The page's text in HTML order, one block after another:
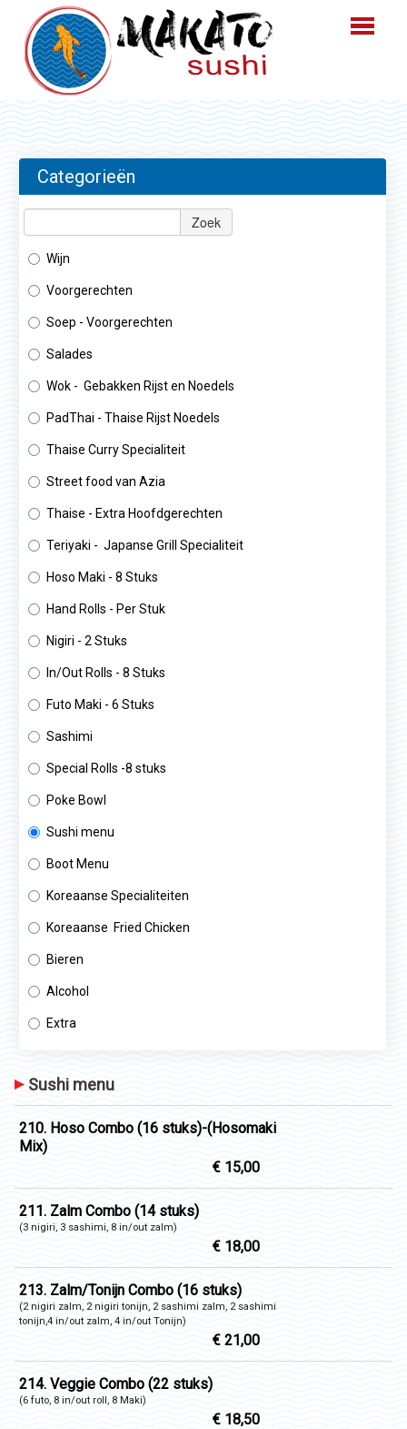
HOME
BESTELLEN
MENU
LOGIN
CONTACT
Categorieën
Zoek
Wijn
Voorgerechten
Soep - Voorgerechten
Salades
Wok - Gebakken Rijst en Noedels
PadThai - Thaise Rijst Noedels
Thaise Curry Specialiteit
Street food van Azia
Thaise - Extra Hoofdgerechten
Teriyaki - Japanse Grill Specialiteit
Hoso Maki - 8 Stuks
Hand Rolls - Per Stuk
Nigiri - 2 Stuks
In/Out Rolls - 8 Stuks
Futo Maki - 6 Stuks
Sashimi
Special Rolls -8 stuks
Poke Bowl
Sushi menu
Boot Menu
Koreaanse Specialiteiten
Koreaanse Fried Chicken
Bieren
Alcohol
Extra
Sushi menu
210. Hoso Combo (16 stuks)-(Hosomaki
Mix)
€ 15,00
211. Zalm Combo (14 stuks)
(3 nigiri, 3 sashimi, 8 in/out zalm)
€ 18,00
213. Zalm/Tonijn Combo (16 stuks)
(2 nigiri zalm, 2 nigiri tonijn, 2 sashimi zalm, 2 sashimi
tonijn,4 in/out zalm, 4 in/out Tonijn)
€ 21,00
214. Veggie Combo (22 stuks)
(6 futo, 8 in/out roll, 8 Maki)
€ 18,50